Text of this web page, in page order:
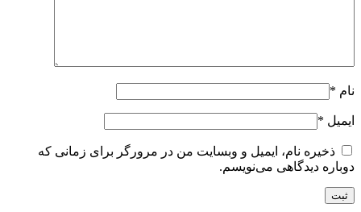
نام *
ایمیل *
ذخیره نام، ایمیل و وبسایت من در مرورگر برای زمانی که
دوباره دیدگاهی می‌نویسم.